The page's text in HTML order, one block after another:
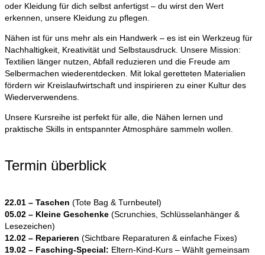
oder Kleidung für dich selbst anfertigst – du wirst den Wert
erkennen, unsere Kleidung zu pflegen.
Nähen ist für uns mehr als ein Handwerk – es ist ein Werkzeug für
Nachhaltigkeit, Kreativität und Selbstausdruck. Unsere Mission:
Textilien länger nutzen, Abfall reduzieren und die Freude am
Selbermachen wiederentdecken. Mit lokal geretteten Materialien
fördern wir Kreislaufwirtschaft und inspirieren zu einer Kultur des
Wiederverwendens.
Unsere Kursreihe ist perfekt für alle, die Nähen lernen und
praktische Skills in entspannter Atmosphäre sammeln wollen.
Termin überblick
22.01 – Taschen (Tote Bag & Turnbeutel)
05.02 – Kleine Geschenke (Scrunchies, Schlüsselanhänger &
Lesezeichen)
12.02 – Reparieren (Sichtbare Reparaturen & einfache Fixes)
19.02 – Fasching-Special: Eltern-Kind-Kurs – Wählt gemeinsam